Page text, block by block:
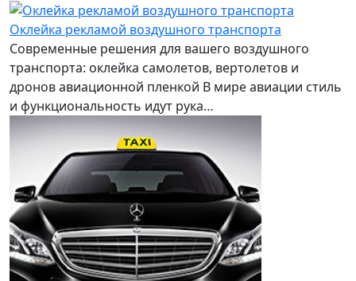
Оклейка рекламой воздушного транспорта
Современные решения для вашего воздушного
транспорта: оклейка самолетов, вертолетов и
дронов авиационной пленкой В мире авиации стиль
и функциональность идут рука…